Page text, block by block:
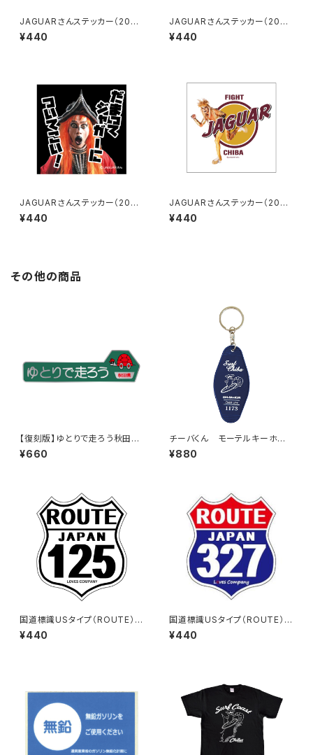
JAGUARさんステッカー（2023
-3）
¥440
JAGUARさんステッカー（2023
-4）
¥440
JAGUARさんステッカー（2023
-5）
¥440
JAGUARさんステッカー（2023
-6）
¥440
その他の商品
【復刻版】ゆとりで走ろう秋田県
（緑）：ステッカー（大）
¥660
チーバくん モーテルキーホル
ダー design3
¥880
国道標識USタイプ（ROUTE）ス
テッカー 125号線（ホワイト）
¥440
国道標識USタイプ（ROUTE）ス
テッカー 327号線
¥440